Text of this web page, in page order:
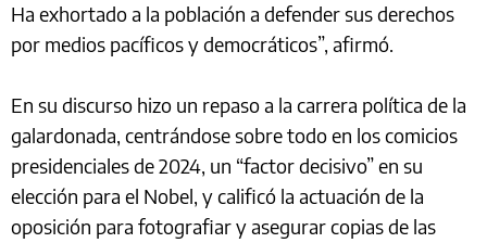
Ha exhortado a la población a defender sus derechos
por medios pacíficos y democráticos”, afirmó.
En su discurso hizo un repaso a la carrera política de la
galardonada, centrándose sobre todo en los comicios
presidenciales de 2024, un “factor decisivo” en su
elección para el Nobel, y calificó la actuación de la
oposición para fotografiar y asegurar copias de las